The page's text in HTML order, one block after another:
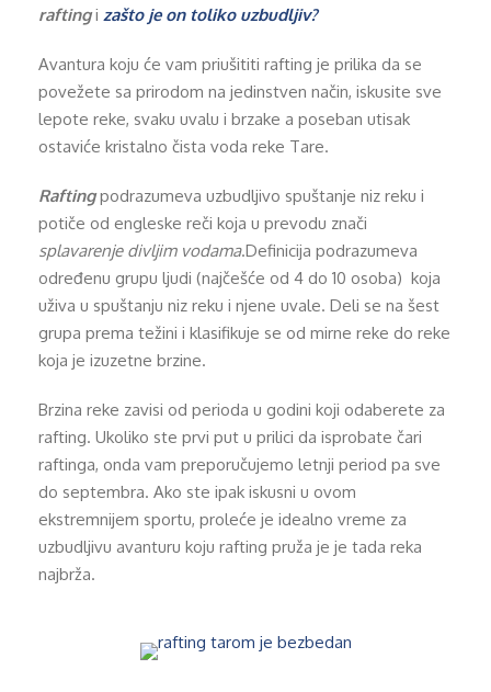
raftingi zašto je on toliko uzbudljiv?
Avantura koju će vam priušititi rafting je prilika da se
povežete sa prirodom na jedinstven način, iskusite sve
lepote reke, svaku uvalu i brzake a poseban utisak
ostaviće kristalno čista voda reke Tare.
Raftingpodrazumeva uzbudljivo spuštanje niz reku i
potiče od engleske reči koja u prevodu znači
splavarenje divljim vodama.Definicija podrazumeva
određenu grupu ljudi (najčešće od 4 do 10 osoba) koja
uživa u spuštanju niz reku i njene uvale. Deli se na šest
grupa prema težini i klasifikuje se od mirne reke do reke
koja je izuzetne brzine.
Brzina reke zavisi od perioda u godini koji odaberete za
rafting. Ukoliko ste prvi put u prilici da isprobate čari
raftinga, onda vam preporučujemo letnji period pa sve
do septembra. Ako ste ipak iskusni u ovom
ekstremnijem sportu, proleće je idealno vreme za
uzbudljivu avanturu koju rafting pruža je je tada reka
najbrža.